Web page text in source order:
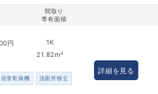
間取り
専有面積
円
1K
21.82m²
浴室乾燥機 洗面所独立
詳細を見る